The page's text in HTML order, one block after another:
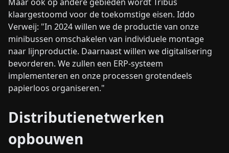
klaargestoomd voor de toekomstige eisen. Iddo
Verweij: "In 2024 willen we de productie van onze
minibussen omschakelen van individuele montage
naar lijnproductie. Daarnaast willen we digitalisering
bevorderen. We zullen een ERP-systeem
implementeren en onze processen grotendeels
papierloos organiseren."
Distributienetwerken
opbouwen